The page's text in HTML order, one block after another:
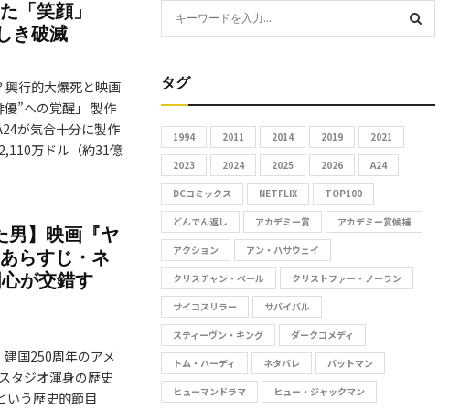
「笑顔」
き破滅
興行的大爆死と映画
”への覚醒」 製作
が気合十分に製作
万ドル（約31億
男】映画『ヤ
らすじ・ネ
が交錯す
建国250周年のアメ
タジオ渾身の歴史
いう歴史的節目
e
r
c
h
f
o
:
H
タグ
1994 2011 2014 2019 2021
2023 2024 2025 2026 A24
DCコミックス NETFLIX TOP100
どんでん返し アカデミー賞 アカデミー賞候補
アクション アン・ハサウェイ
クリスチャン・ベール クリストファー・ノーラン
サイコスリラー サバイバル
スティーヴン・キング ダークコメディ
トム・ハーディ ネタバレ バットマン
ヒューマンドラマ ヒュー・ジャックマン